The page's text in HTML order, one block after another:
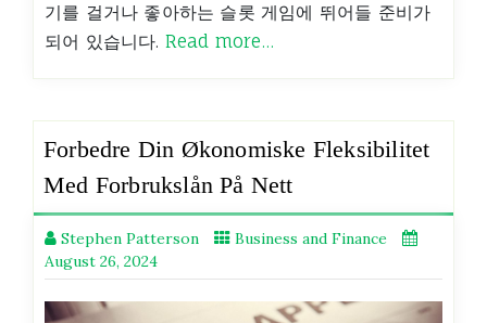
기를 걸거나 좋아하는 슬롯 게임에 뛰어들 준비가
되어 있습니다. Read more…
Forbedre Din Økonomiske Fleksibilitet
Med Forbrukslån På Nett
Stephen Patterson
Business and Finance
August 26, 2024